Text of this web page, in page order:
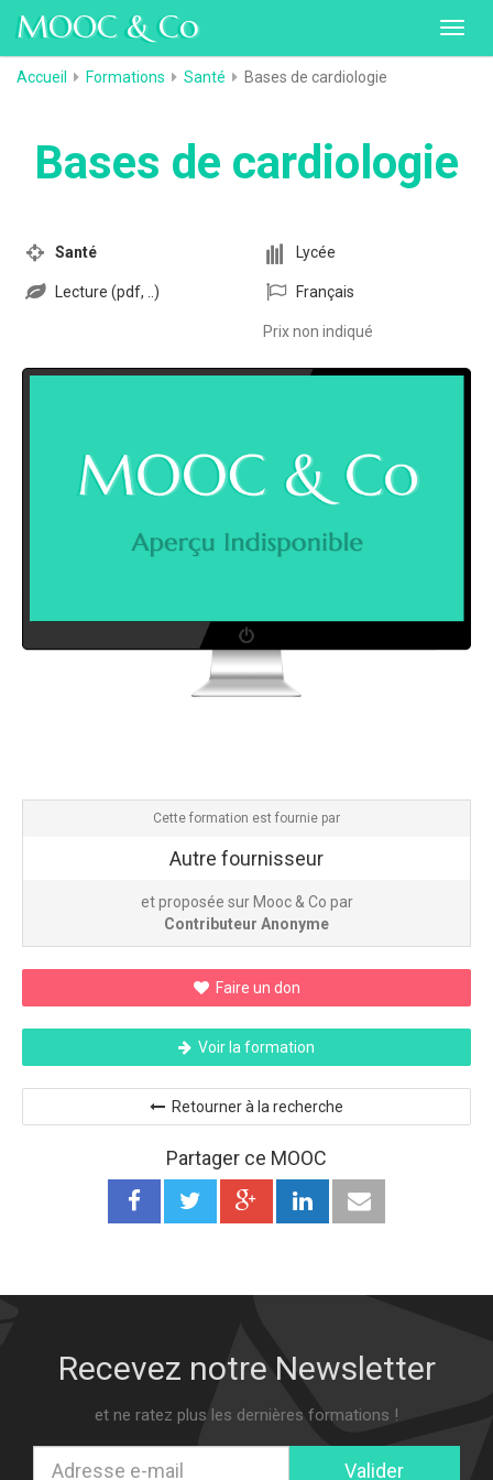
MOOC & Co
Accueil Formations Santé Bases de cardiologie
Bases de cardiologie
Santé Lycée
Lecture (pdf, ..) Français
Prix non indiqué
Cette formation est fournie par
Autre fournisseur
et proposée sur Mooc & Co par
Contributeur Anonyme
Faire un don
Voir la formation
Retourner à la recherche
Partager ce MOOC
Recevez notre Newsletter
et ne ratez plus les dernières formations !
Valider